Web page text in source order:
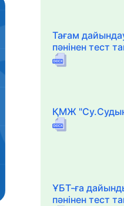
Тағам
пәнінен тест
ҚМЖ
ҰБТ-ға
пәнінен тест